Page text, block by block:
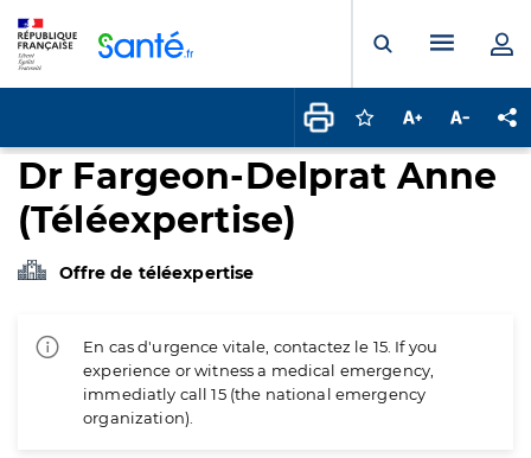
Ouvrir laMenu
Connectez-vous
Augmenter la
Dr Fargeon-Delprat Anne
(Téléexpertise)
Offre de téléexpertise
En cas d'urgence vitale, contactez le 15. If you
experience or witness a medical emergency,
immediatly call 15 (the national emergency
organization).